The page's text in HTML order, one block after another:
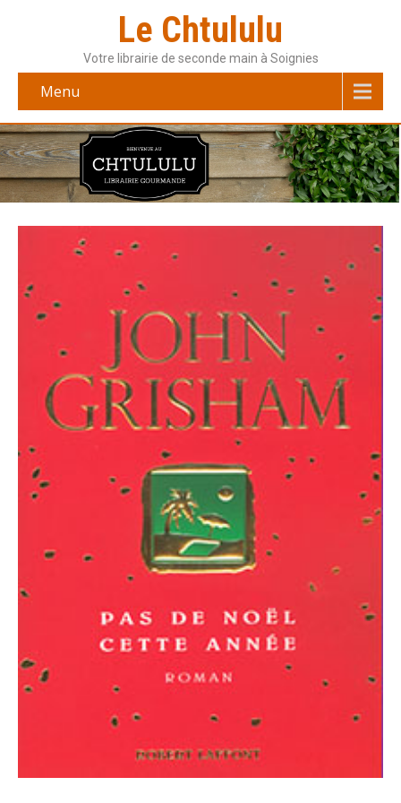
Le Chtululu
Votre librairie de seconde main à Soignies
Menu